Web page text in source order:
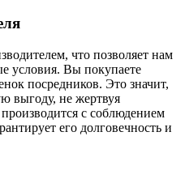
что позволяет нам
условия. Вы покупаете
посредников. Это значит,
выгоду, не жертвуя
с соблюдением
его долговечность и